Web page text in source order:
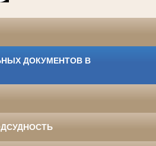
ДОКУМЕНТОВ В